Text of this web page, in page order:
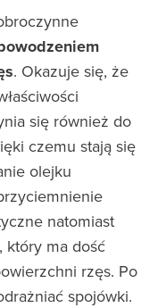
. Okazuje się, że
się również do
czemu stają się
olejku
natomiast
który ma dość
rzęs. Po
spojówki.